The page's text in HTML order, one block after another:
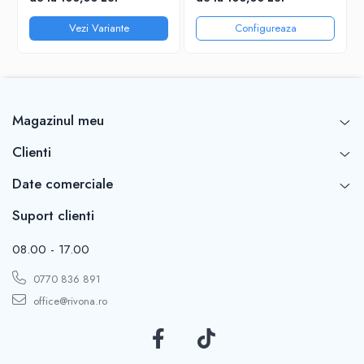
Vezi Variante
Premium
Configureaza
Magazinul meu
Clienti
Date comerciale
Suport clienti
08.00 - 17.00
0770 836 891
office@rivona.ro